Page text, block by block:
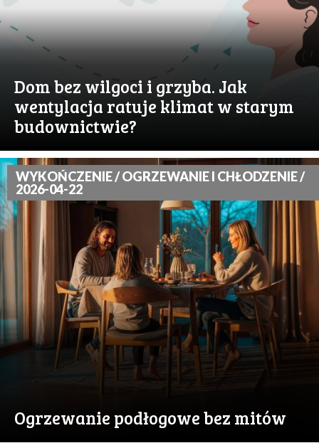
Dom bez wilgoci i grzyba. Jak
wentylacja ratuje klimat w starym
budownictwie?
WYKOŃCZENIE / OGRZEWANIE I CHŁODZENIE /
2026-04-22
Ogrzewanie podłogowe bez mitów